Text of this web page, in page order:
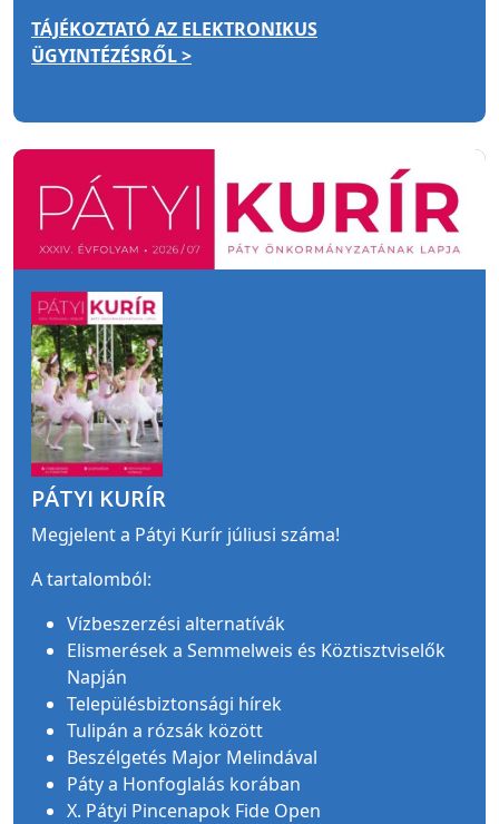
TÁJÉKOZTATÓ AZ ELEKTRONIKUS
ÜGYINTÉZÉSRŐL >
PÁTYI KURÍR
Megjelent a Pátyi Kurír júliusi száma!
A tartalomból:
Vízbeszerzési alternatívák
Elismerések a Semmelweis és Köztisztviselők
Napján
Településbiztonsági hírek
Tulipán a rózsák között
Beszélgetés Major Melindával
Páty a Honfoglalás korában
X. Pátyi Pincenapok Fide Open